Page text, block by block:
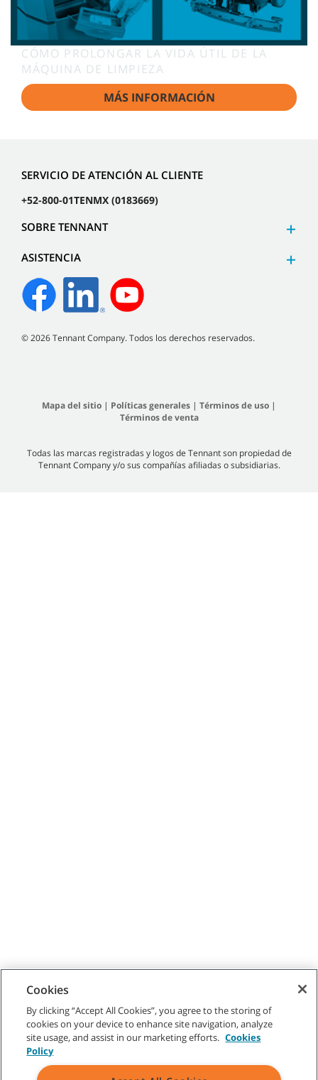
CÓMO PROLONGAR LA VIDA ÚTIL DE LA
MÁQUINA DE LIMPIEZA
MÁS INFORMACIÓN
SERVICIO DE ATENCIÓN AL CLIENTE
+52-800-01TENMX (0183669)
SOBRE TENNANT
ASISTENCIA
©2026Tennant Company. Todos los derechos reservados.
Mapa del sitio | Políticas generales | Términos de uso |
Términos de venta
Todas las marcas registradas y logos de Tennant son propiedad de
Tennant Company y/o sus compañías afiliadas o subsidiarias.
Cookies
By clicking “Accept All Cookies”, you agree to the storing of
cookies on your device to enhance site navigation, analyze
site usage, and assist in our marketing efforts. Cookies
Policy